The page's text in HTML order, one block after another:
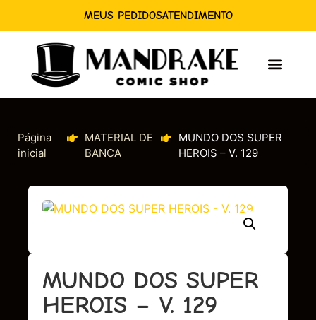
MEUS PEDIDOSATENDIMENTO
Página
inicial
MATERIAL DE
BANCA
MUNDO DOS SUPER
HEROIS – V. 129
MUNDO DOS SUPER
HEROIS – V. 129